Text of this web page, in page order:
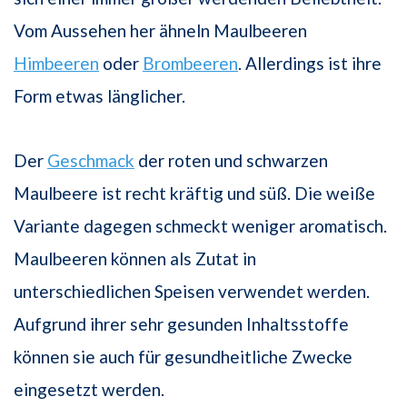
Vom Aussehen her ähneln Maulbeeren
Himbeeren oder Brombeeren . Allerdings ist ihre
Form etwas länglicher.
Der Geschmack der roten und schwarzen
Maulbeere ist recht kräftig und süß. Die weiße
Variante dagegen schmeckt weniger aromatisch.
Maulbeeren können als Zutat in
unterschiedlichen Speisen verwendet werden.
Aufgrund ihrer sehr gesunden Inhaltsstoffe
können sie auch für gesundheitliche Zwecke
eingesetzt werden.